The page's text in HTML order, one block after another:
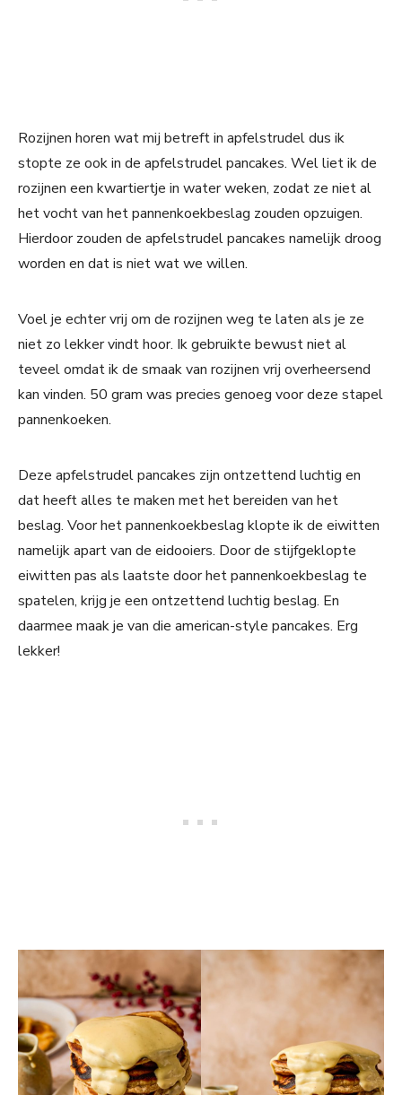
Rozijnen horen wat mij betreft in apfelstrudel dus ik
stopte ze ook in de apfelstrudel pancakes. Wel liet ik de
rozijnen een kwartiertje in water weken, zodat ze niet al
het vocht van het pannenkoekbeslag zouden opzuigen.
Hierdoor zouden de apfelstrudel pancakes namelijk droog
worden en dat is niet wat we willen.
Voel je echter vrij om de rozijnen weg te laten als je ze
niet zo lekker vindt hoor. Ik gebruikte bewust niet al
teveel omdat ik de smaak van rozijnen vrij overheersend
kan vinden. 50 gram was precies genoeg voor deze stapel
pannenkoeken.
Deze apfelstrudel pancakes zijn ontzettend luchtig en
dat heeft alles te maken met het bereiden van het
beslag. Voor het pannenkoekbeslag klopte ik de eiwitten
namelijk apart van de eidooiers. Door de stijfgeklopte
eiwitten pas als laatste door het pannenkoekbeslag te
spatelen, krijg je een ontzettend luchtig beslag. En
daarmee maak je van die american-style pancakes. Erg
lekker!